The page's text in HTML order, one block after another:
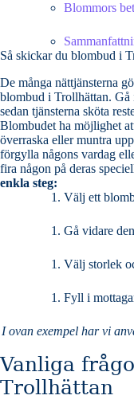
Blommors
Så skickar du blombud i
De många nättjänsterna
blombud i Trollhättan. Gå
sedan tjänsterna sköta
Blombudet ha möjlighet att
överraska eller muntra
förgylla någons vardag
fira någon på deras
enkla steg:
Välj ett
Gå vidare
Välj storlek
Fyll i
I ovan exempel har vi
Vanliga
Trollhättan